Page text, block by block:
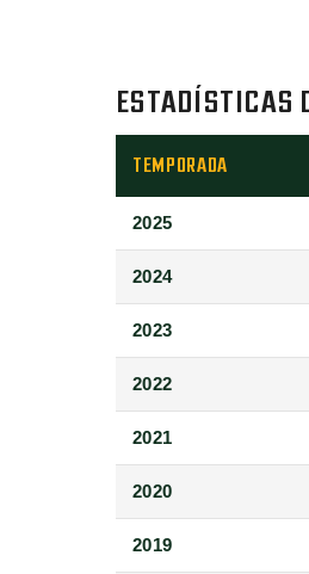
ESTADÍSTICAS
TEMPORADA
2025
2024
2023
2022
2021
2020
2019